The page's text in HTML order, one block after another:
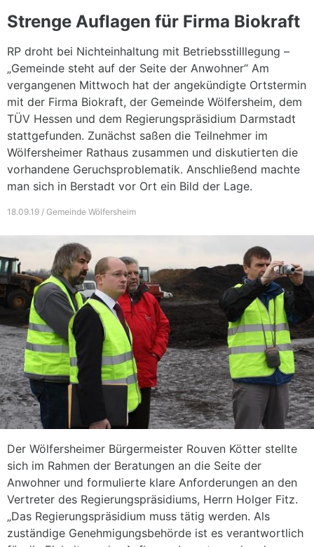
Strenge Auflagen für Firma Biokraft
RP droht bei Nichteinhaltung mit Betriebsstilllegung –
„Gemeinde steht auf der Seite der Anwohner“ Am
vergangenen Mittwoch hat der angekündigte Ortstermin
mit der Firma Biokraft, der Gemeinde Wölfersheim, dem
TÜV Hessen und dem Regierungspräsidium Darmstadt
stattgefunden. Zunächst saßen die Teilnehmer im
Wölfersheimer Rathaus zusammen und diskutierten die
vorhandene Geruchsproblematik. Anschließend machte
man sich in Berstadt vor Ort ein Bild der Lage.
18.09.19 / Gemeinde Wölfersheim
Der Wölfersheimer Bürgermeister Rouven Kötter stellte
sich im Rahmen der Beratungen an die Seite der
Anwohner und formulierte klare Anforderungen an den
Vertreter des Regierungspräsidiums, Herrn Holger Fitz.
„Das Regierungspräsidium muss tätig werden. Als
zuständige Genehmigungsbehörde ist es verantwortlich